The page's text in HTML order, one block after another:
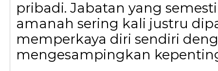
pribadi. Jabatan yang
amanah sering kali justru
memperkaya diri sendiri
mengesampingkan